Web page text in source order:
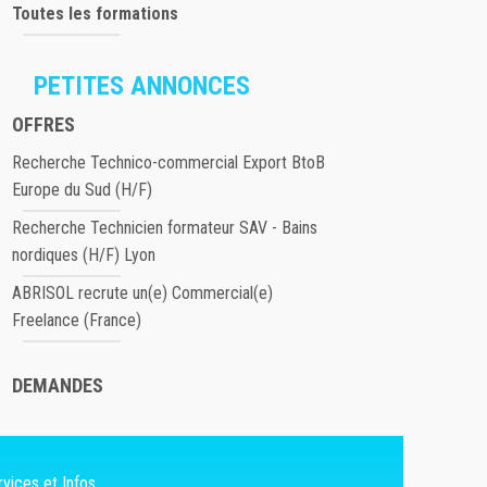
Toutes les formations
PETITES ANNONCES
OFFRES
Recherche Technico-commercial Export BtoB
Europe du Sud (H/F)
Recherche Technicien formateur SAV - Bains
nordiques (H/F) Lyon
ABRISOL recrute un(e) Commercial(e)
Freelance (France)
DEMANDES